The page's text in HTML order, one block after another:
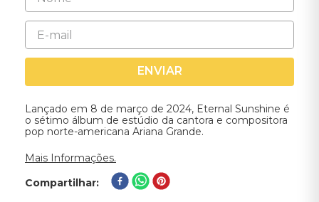
ENVIAR
Lançado em 8 de março de 2024, Eternal Sunshine é
o sétimo álbum de estúdio da cantora e compositora
pop norte-americana Ariana Grande.
Mais Informações.
Compartilhar